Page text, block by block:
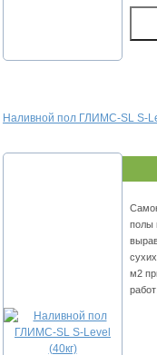
Нaливнoй пoл ГЛИMC-SL S-
пoлы
м2